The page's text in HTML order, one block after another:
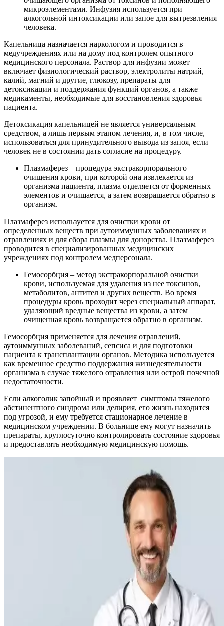
микроэлементами. Инфузия используется при
алкогольной интоксикации или запое для вытрезвления
человека.
Капельница назначается наркологом и проводится в
медучреждениях или на дому под контролем опытного
медицинского персонала. Раствор для инфузии может
включает физиологический раствор, электролиты натрий,
калий, магний и другие, глюкозу, препараты для
детоксикации и поддержания функций органов, а также
медикаменты, необходимые для восстановления здоровья
пациента.
Детоксикация капельницей не является универсальным
средством, а лишь первым этапом лечения, и, в том числе,
использоваться для принудительного вывода из запоя, если
человек не в состоянии дать согласие на процедуру.
Плазмаферез – процедура экстракорпорального
очищения крови, при которой она извлекается из
организма пациента, плазма отделяется от форменных
элементов и очищается, а затем возвращается обратно в
организм.
Плазмаферез используется для очистки крови от
определенных веществ при аутоиммунных заболеваниях и
отравлениях и для сбора плазмы для донорства. Плазмаферез
проводится в специализированных медицинских
учреждениях под контролем медперсонала.
Гемосорбция – метод экстракорпоральной очистки
крови, используемая для удаления из нее токсинов,
метаболитов, антител и других веществ. Во время
процедуры кровь проходит через специальный аппарат,
удаляющий вредные вещества из крови, а затем
очищенная кровь возвращается обратно в организм.
Гемосорбция применяется для лечения отравлений,
аутоиммунных заболеваний, сепсиса и для подготовки
пациента к трансплантации органов. Методика используется
как временное средство поддержания жизнедеятельности
организма в случае тяжелого отравления или острой почечной
недостаточности.
Если алкоголик запойный и проявляет симптомы тяжелого
абстинентного синдрома или делирия, его жизнь находится
под угрозой, и ему требуется стационарное лечение в
медицинском учреждении. В больнице ему могут назначить
препараты, круглосуточно контролировать состояние здоровья
и предоставлять необходимую медицинскую помощь.